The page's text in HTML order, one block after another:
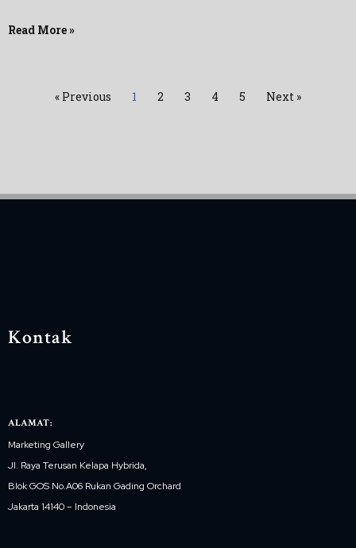
Read More »
« Previous 1 2 3 4 5 Next »
Kontak
ALAMAT:
Marketing Gallery
Jl. Raya Terusan Kelapa Hybrida,
Blok GOS No.A06 Rukan Gading Orchard
Jakarta 14140 – Indonesia